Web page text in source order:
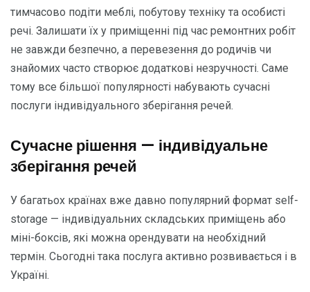
тимчасово подіти меблі, побутову техніку та особисті
речі. Залишати їх у приміщенні під час ремонтних робіт
не завжди безпечно, а перевезення до родичів чи
знайомих часто створює додаткові незручності. Саме
тому все більшої популярності набувають сучасні
послуги індивідуального зберігання речей.
Сучасне рішення — індивідуальне
зберігання речей
У багатьох країнах вже давно популярний формат self-
storage — індивідуальних складських приміщень або
міні-боксів, які можна орендувати на необхідний
термін. Сьогодні така послуга активно розвивається і в
Україні.